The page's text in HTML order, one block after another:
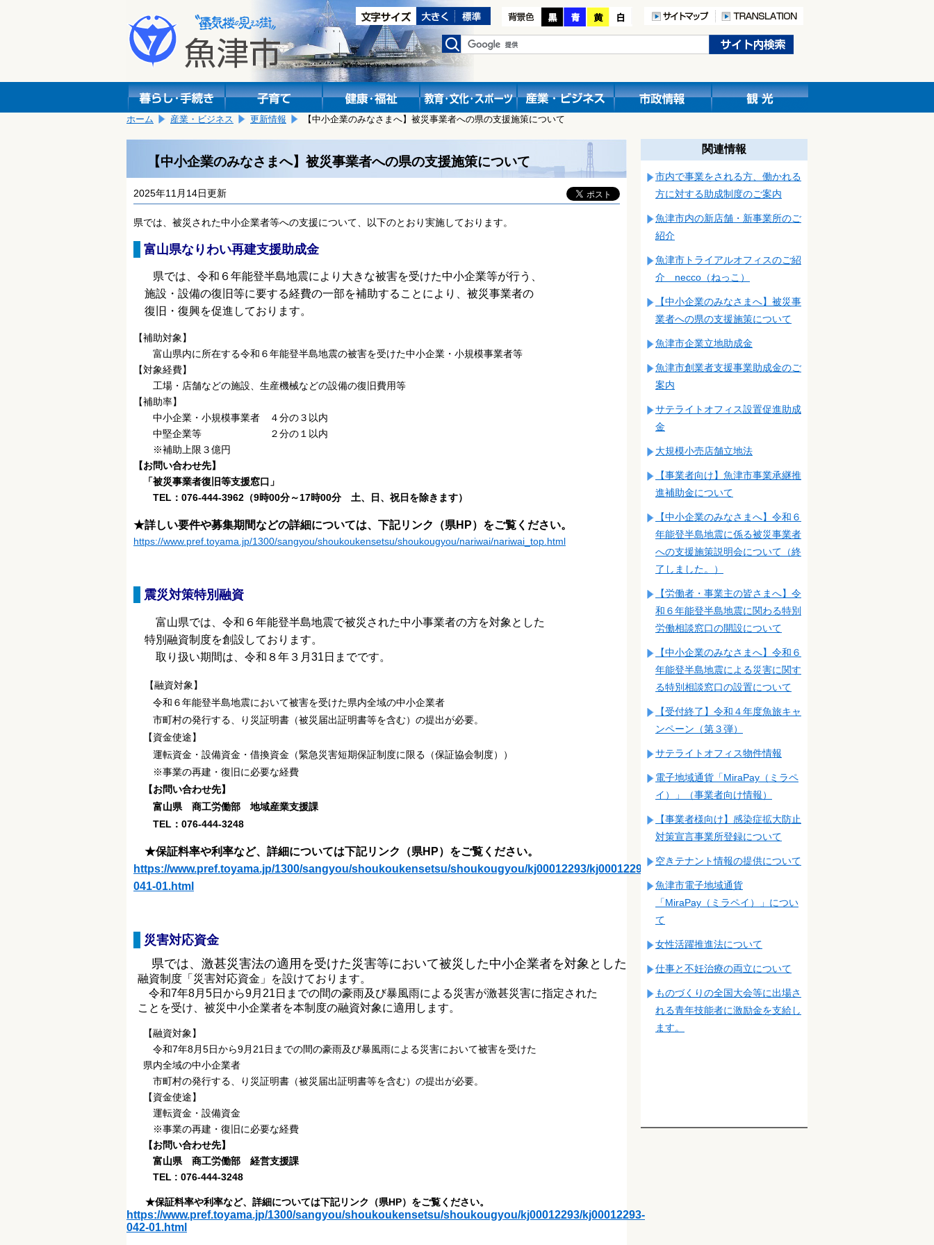
し
ホーム 産業・ビジネス 更新情報 【中小企業のみなさまへ】被災事業者への県の支援施策について
【中小企業のみなさまへ】被災事業者への県の支援施策について
2025年11月14日更新
県では、被災された中小企業者等への支援について、以下のとおり実施しております。
富山県なりわい再建支援助成金
県では、令和６年能登半島地震により大きな被害を受けた中小企業等が行う、
施設・設備の復旧等に要する経費の一部を補助することにより、被災事業者の
復旧・復興を促進しております。
【補助対象】
富山県内に所在する令和６年能登半島地震の被害を受けた中小企業・小規模事業者等
【対象経費】
工場・店舗などの施設、生産機械などの設備の復旧費用等
【補助率】
中小企業・小規模事業者 ４分の３以内
中堅企業等 ２分の１以内
※補助上限３億円
【お問い合わせ先】
「被災事業者復旧等支援窓口」
TEL：076-444-3962（9時00分～17時00分 土、日、祝日を除きます）
★詳しい要件や募集期間などの詳細については、下記リンク（県HP）をご覧ください。
https://www.pref.toyama.jp/1300/sangyou/shoukoukensetsu/shoukougyou/nariwai/nariwai_top.html
震災対策特別融資
富山県では、令和６年能登半島地震で被災された中小事業者の方を対象とした
特別融資制度を創設しております。
取り扱い期間は、令和８年３月31日までです。
【融資対象】
令和６年能登半島地震において被害を受けた県内全域の中小企業者
市町村の発行する、り災証明書（被災届出証明書等を含む）の提出が必要。
【資金使途】
運転資金・設備資金・借換資金（緊急災害短期保証制度に限る（保証協会制度））
※事業の再建・復旧に必要な経費
【お問い合わせ先】
富山県 商工労働部 地域産業支援課
TEL：076-444-3248
★保証料率や利率など、詳細については下記リンク（県HP）をご覧ください。
https://www.pref.toyama.jp/1300/sangyou/shoukoukensetsu/shoukougyou/kj00012293/kj00012293-
041-01.html
災害対応資金
県では、激甚災害法の適用を受けた災害等において被災した中小企業者を対象とした
融資制度「災害対応資金」を設けております。
令和7年8月5日から9月21日までの間の豪雨及び暴風雨による災害が激甚災害に指定された
ことを受け、被災中小企業者を本制度の融資対象に適用します。
【融資対象】
令和7年8月5日から9月21日までの間の豪雨及び暴風雨による災害において被害を受けた
県内全域の中小企業者
市町村の発行する、り災証明書（被災届出証明書等を含む）の提出が必要。
【資金使途】
運転資金・設備資金
※事業の再建・復旧に必要な経費
【お問い合わせ先】
富山県 商工労働部 経営支援課
TEL : 076-444-3248
★保証料率や利率など、詳細については下記リンク（県HP）をご覧ください。
https://www.pref.toyama.jp/1300/sangyou/shoukoukensetsu/shoukougyou/kj00012293/kj00012293-
042-01.html
関連情報
市内で事業をされる方、働かれる
方に対する助成制度のご案内
魚津市内の新店舗・新事業所のご
紹介
魚津市トライアルオフィスのご紹
介 necco（ねっこ）
【中小企業のみなさまへ】被災事
業者への県の支援施策について
魚津市企業立地助成金
魚津市創業者支援事業助成金のご
案内
サテライトオフィス設置促進助成
金
大規模小売店舗立地法
【事業者向け】魚津市事業承継推
進補助金について
【中小企業のみなさまへ】令和６
年能登半島地震に係る被災事業者
への支援施策説明会について（終
了しました。）
【労働者・事業主の皆さまへ】令
和６年能登半島地震に関わる特別
労働相談窓口の開設について
【中小企業のみなさまへ】令和６
年能登半島地震による災害に関す
る特別相談窓口の設置について
【受付終了】令和４年度魚旅キャ
ンペーン（第３弾）
サテライトオフィス物件情報
電子地域通貨「MiraPay（ミラペ
イ）」（事業者向け情報）
【事業者様向け】感染症拡大防止
対策宣言事業所登録について
空きテナント情報の提供について
魚津市電子地域通貨
「MiraPay（ミラペイ）」につい
て
女性活躍推進法について
仕事と不妊治療の両立について
ものづくりの全国大会等に出場さ
れる青年技能者に激励金を支給し
ます。